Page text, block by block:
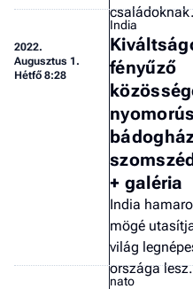
2022.
Augusztus 1.
Hétfő 8:28
India
fényűző
+ galéria
India
mögé
világ
országa lesz.
nato